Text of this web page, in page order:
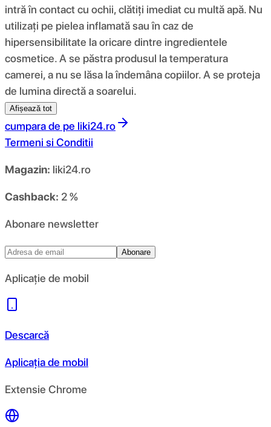
intră în contact cu ochii, clătiți imediat cu multă apă. Nu
utilizați pe pielea inflamată sau în caz de
hipersensibilitate la oricare dintre ingredientele
cosmetice. A se păstra produsul la temperatura
camerei, a nu se lăsa la îndemâna copiilor. A se proteja
de lumina directă a soarelui.
Afișează tot
cumpara de pe liki24.ro
Termeni si Conditii
Magazin: liki24.ro
Cashback: 2 %
Abonare newsletter
Abonare
Aplicație de mobil
Descarcă
Aplicația de mobil
Extensie Chrome